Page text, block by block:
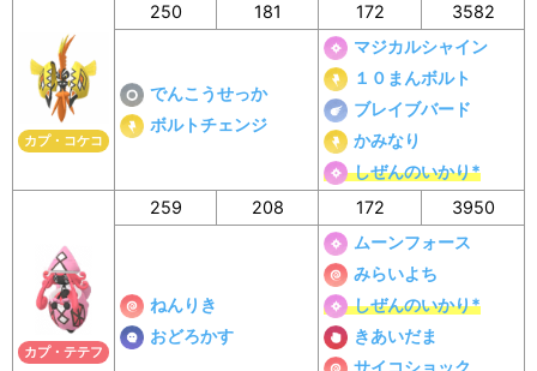
カプ・コケコ
250 181 172 3582
でんこうせっか
ボルトチェンジ
マジカルシャイン
１０まんボルト
ブレイブバード
かみなり
しぜんのいかり*
カプ・テテフ
259 208 172 3950
ねんりき
おどろかす
ムーンフォース
みらいよち
しぜんのいかり*
きあいだま